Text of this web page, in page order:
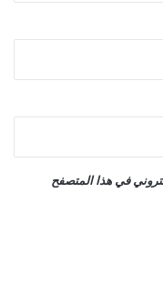
في هذا المتصفح